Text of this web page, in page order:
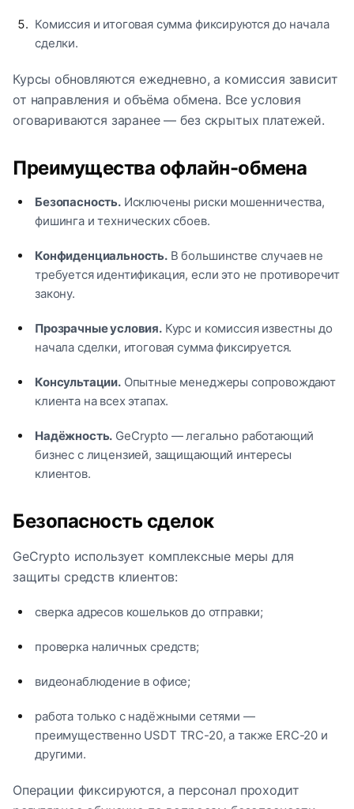
Комиссия и итоговая сумма фиксируются до начала
сделки.
Курсы обновляются ежедневно, а комиссия зависит
от направления и объёма обмена. Все условия
оговариваются заранее — без скрытых платежей.
Преимущества офлайн-обмена
Безопасность.Исключены риски мошенничества,
фишинга и технических сбоев.
Конфиденциальность.В большинстве случаев не
требуется идентификация, если это не противоречит
закону.
Прозрачные условия.Курс и комиссия известны до
начала сделки, итоговая сумма фиксируется.
Консультации.Опытные менеджеры сопровождают
клиента на всех этапах.
Надёжность. GeCrypto — легально работающий
бизнес с лицензией, защищающий интересы
клиентов.
Безопасность сделок
GeCrypto использует комплексные меры для
защиты средств клиентов:
сверка адресов кошельков до отправки;
проверка наличных средств;
видеонаблюдение в офисе;
работа только с надёжными сетями —
преимущественно USDT TRC-20, а также ERC-20 и
другими.
Операции фиксируются, а персонал проходит